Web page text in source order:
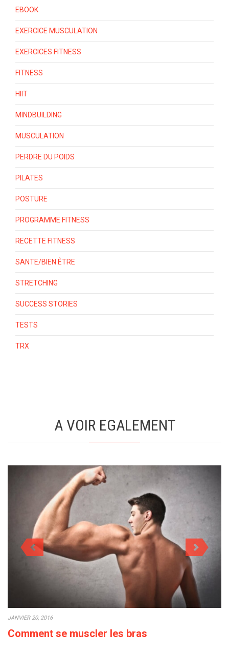
EBOOK
EXERCICE MUSCULATION
EXERCICES FITNESS
FITNESS
HIIT
MINDBUILDING
MUSCULATION
PERDRE DU POIDS
PILATES
POSTURE
PROGRAMME FITNESS
RECETTE FITNESS
SANTE/BIEN ÊTRE
STRETCHING
SUCCESS STORIES
TESTS
TRX
A VOIR EGALEMENT
JANVIER 20, 2016
Comment se muscler les bras